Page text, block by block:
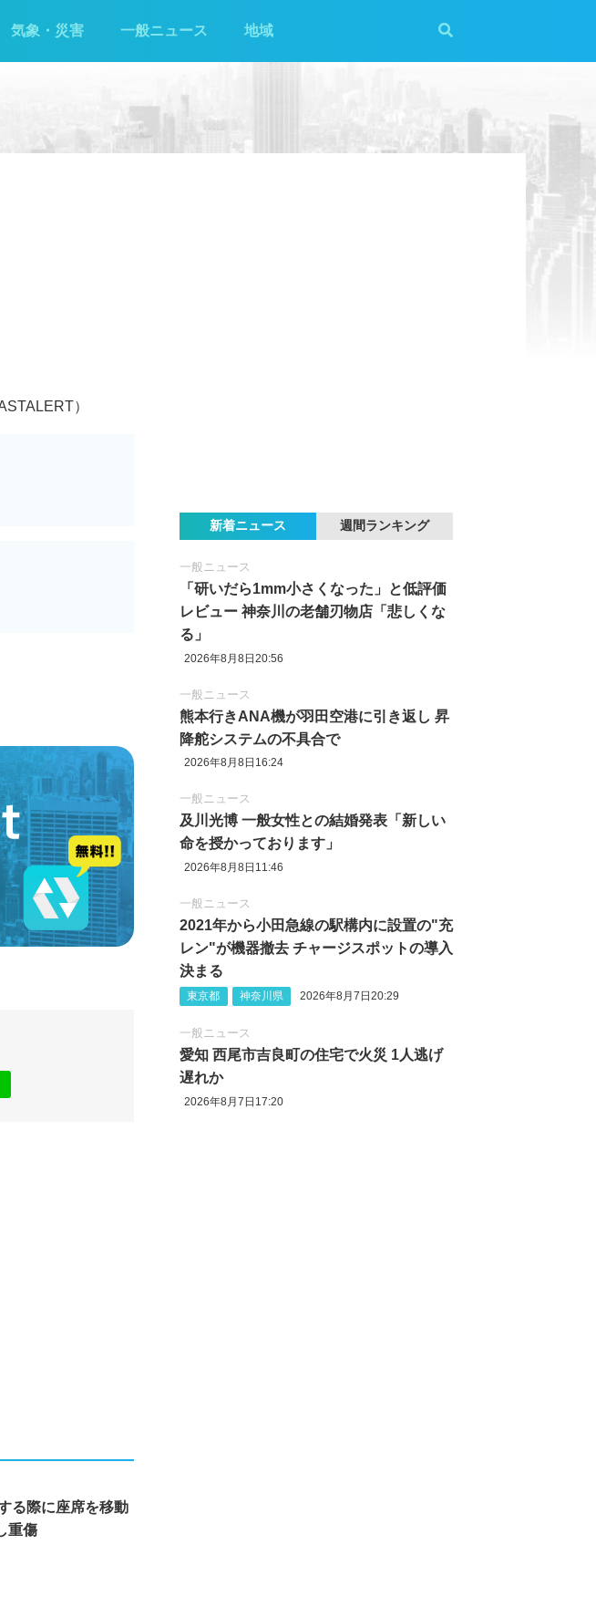
気象・災害 一般ニュース 地域
）
る際に座席を移動
重傷
新着ニュース 週間ランキング
一般ニュース
「研いだら1mm小さくなった」と低評価
レビュー 神奈川の老舗刃物店「悲しくな
る」
2026年8月8日20:56
一般ニュース
熊本行きANA機が羽田空港に引き返し 昇
降舵システムの不具合で
2026年8月8日16:24
一般ニュース
及川光博 一般女性との結婚発表「新しい
命を授かっております」
2026年8月8日11:46
一般ニュース
2021年から小田急線の駅構内に設置の"充
レン"が機器撤去 チャージスポットの導入
決まる
東京都 神奈川県 2026年8月7日20:29
一般ニュース
愛知 西尾市吉良町の住宅で火災 1人逃げ
遅れか
2026年8月7日17:20